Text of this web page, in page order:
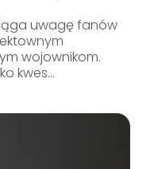
uwagę fanów
wojownikom.
kwes...